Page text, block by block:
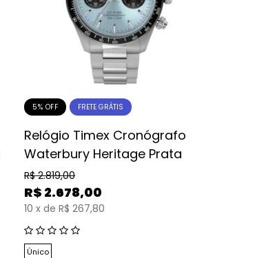
5% OFF FRETE GRÁTIS
Relógio Timex Cronógrafo
Waterbury Heritage Prata
R$ 2.819,00
R$ 2.678,00
10 x de R$ 267,80
Único